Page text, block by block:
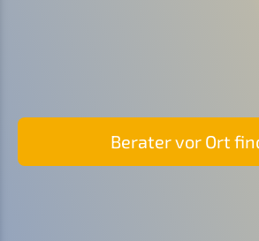
Berater vor Ort